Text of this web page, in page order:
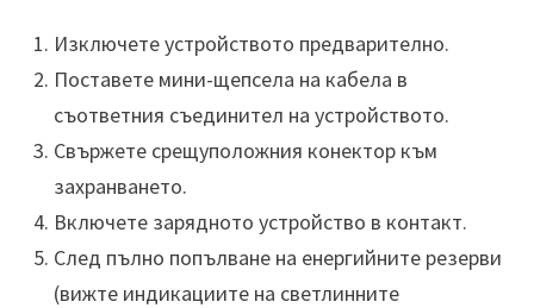
Изключете устройството предварително.
Поставете мини-щепсела на кабела в
съответния съединител на устройството.
Свържете срещуположния конектор към
захранването.
Включете зарядното устройство в контакт.
След пълно попълване на енергийните резерви
(вижте индикациите на светлинните